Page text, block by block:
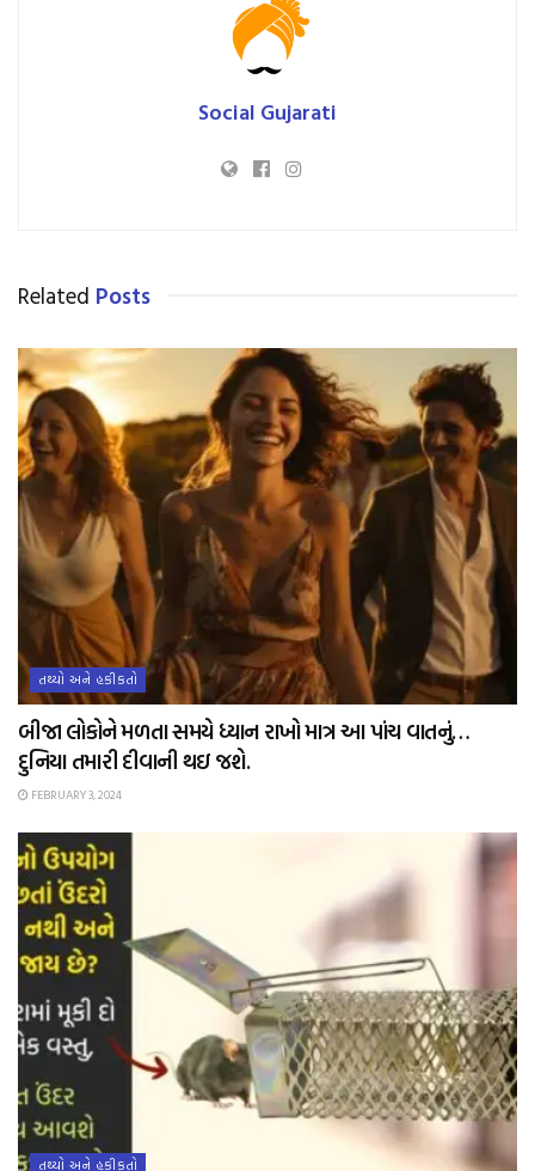
Social Gujarati
Related Posts
તથ્યો અને હકીકતો
બીજા લોકોને મળતા સમયે ધ્યાન રાખો માત્ર આ પાંચ વાતનું…
દુનિયા તમારી દીવાની થઇ જશે.
FEBRUARY 3, 2024
તથ્યો અને હકીકતો